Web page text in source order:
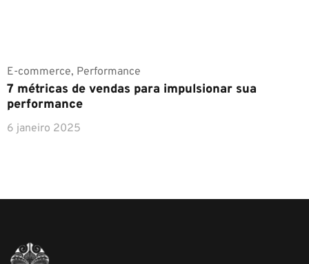
E-commerce, Performance
7 métricas de vendas para impulsionar sua
performance
6 janeiro 2025